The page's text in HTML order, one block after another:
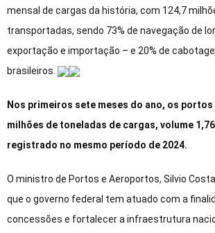
mensal de cargas da história, com 124,7
transportadas, sendo 73% de navegação de
exportação e importação – e 20% de
brasileiros.
Nos primeiros sete meses do ano, os
milhões de toneladas de cargas, volume
registrado no mesmo período de 2024.
O ministro de Portos e Aeroportos, Silvio
que o governo federal tem atuado com a
concessões e fortalecer a infraestrutura